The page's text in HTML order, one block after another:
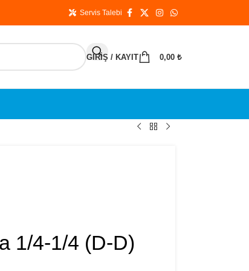
Servis Talebi
GIRIŞ / KAYIT 0,00 ₺
1/4-1/4 (D-D)